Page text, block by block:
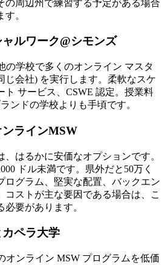
の周辺州で練習する予定がある場合
。
ルワーク@シモンズ
の学校で多くのオンライン マスタ
じ会社) を実行します。柔軟なスケ
ト サービス、CSWE 認定。授業料
ンドの学校よりも手頃です。
ラインMSW
はるかに安価なオプションです。
ドル未満です。県外だと50万く
ログラム、堅実な配置、バックエン
コストが主な要因である場合は、こ
要があります。
ペラ大学
オンライン MSW プログラムを低価